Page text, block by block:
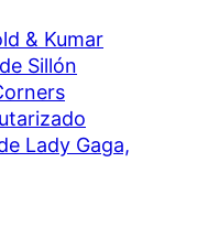
& Kumar
Sillón
Lady Gaga,